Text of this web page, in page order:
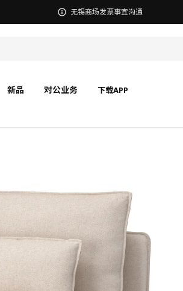
宜家在中国召回部分批次BÄSINGEN 巴辛根 淋浴椅
新品 对公业务 下载APP